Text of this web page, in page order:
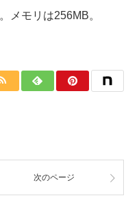
メモリは256MB。
次のページ